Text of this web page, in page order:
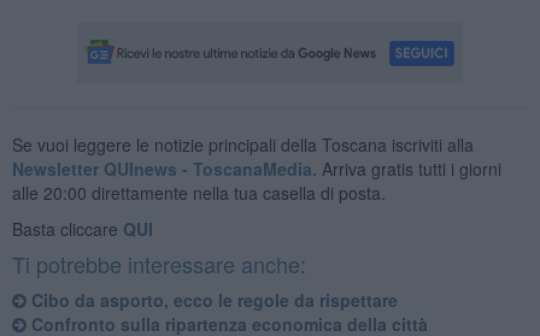
Se vuoi leggere le notizie principali della Toscana iscriviti alla
Newsletter QUInews - ToscanaMedia. Arriva gratis tutti i giorni
alle 20:00 direttamente nella tua casella di posta.
Basta cliccare QUI
Ti potrebbe interessare anche:
Cibo da asporto, ecco le regole da rispettare
Confronto sulla ripartenza economica della città